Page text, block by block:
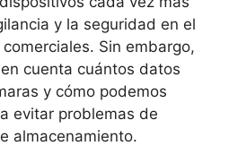
y la seguridad en el
Sin embargo,
cuenta cuántos datos
y cómo podemos
evitar problemas de
almacenamiento.